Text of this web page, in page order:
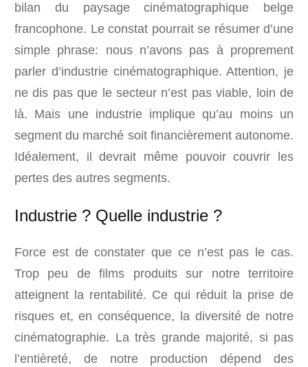
bilan du paysage cinématographique belge
francophone. Le constat pourrait se résumer d’une
simple phrase: nous n’avons pas à proprement
parler d’industrie cinématographique. Attention, je
ne dis pas que le secteur n’est pas viable, loin de
là. Mais une industrie implique qu’au moins un
segment du marché soit financièrement autonome.
Idéalement, il devrait même pouvoir couvrir les
pertes des autres segments.
Industrie ? Quelle industrie ?
Force est de constater que ce n’est pas le cas.
Trop peu de films produits sur notre territoire
atteignent la rentabilité. Ce qui réduit la prise de
risques et, en conséquence, la diversité de notre
cinématographie. La très grande majorité, si pas
l’entièreté, de notre production dépend des